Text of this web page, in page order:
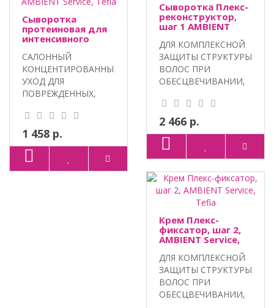
Сыворотка
протеиновая для
интенсивного
восстановления
волос AMBIENT
Service, Tefia
САЛОННЫЙ
КОНЦЕНТИРОВАННЫЙ
УХОД ДЛЯ
ПОВРЕЖДЕННЫХ,
ЛОМКИХ ВОЛОС...
1 458 р.
Сыворотка Плекс-
реконструктор,
шаг 1 AMBIENT
ДЛЯ КОМПЛЕКСНОЙ
ЗАЩИТЫ СТРУКТУРЫ
ВОЛОС ПРИ
ОБЕСЦВЕЧИВАНИИ,
ХИМИЧЕС..
2 466 р.
Крем Плекс-
фиксатор, шаг 2,
AMBIENT Service,
ДЛЯ КОМПЛЕКСНОЙ
ЗАЩИТЫ СТРУКТУРЫ
ВОЛОС ПРИ
ОБЕСЦВЕЧИВАНИИ,